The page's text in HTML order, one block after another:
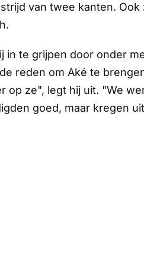
van twee kanten.
in te grijpen door onder
reden om Aké te
op ze", legt hij uit. "We
goed, maar kregen